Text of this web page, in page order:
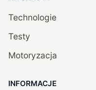
Technologie
Testy
Motoryzacja
INFORMACJE